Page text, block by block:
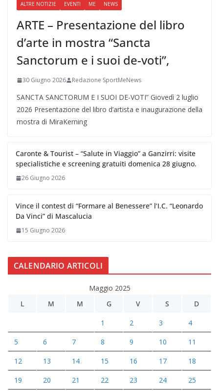
ALTRE NOTIZIE EVENTI ME NEWS
ARTE – Presentazione del libro
d’arte in mostra “Sancta
Sanctorum e i suoi de-voti”,
30 Giugno 2026 Redazione SportMeNews
SANCTA SANCTORUM E I SUOI DE-VOTI” Giovedì 2 luglio
2026 Presentazione del libro d’artista e inaugurazione della
mostra di MiraKerning
Caronte & Tourist – “Salute in Viaggio” a Ganzirri: visite
specialistiche e screening gratuiti domenica 28 giugno.
26 Giugno 2026
Vince il contest di “Formare al Benessere” l’I.C. “Leonardo
Da Vinci” di Mascalucia
15 Giugno 2026
CALENDARIO ARTICOLI
Maggio 2025
L
M M G V S D
1 2 3 4
5 6 7 8 9 10 11
12 13 14 15 16 17 18
19 20 21 22 23 24 25